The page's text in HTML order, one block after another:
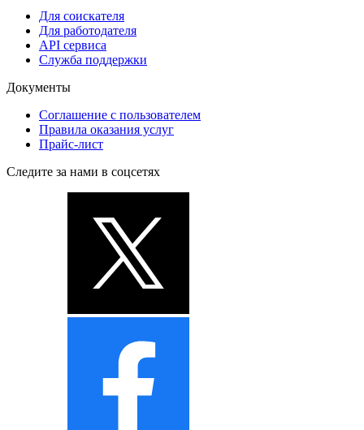
Для соискателя
Для работодателя
API сервиса
Служба поддержки
Документы
Соглашение с пользователем
Правила оказания услуг
Прайс-лист
Следите за нами в соцсетях